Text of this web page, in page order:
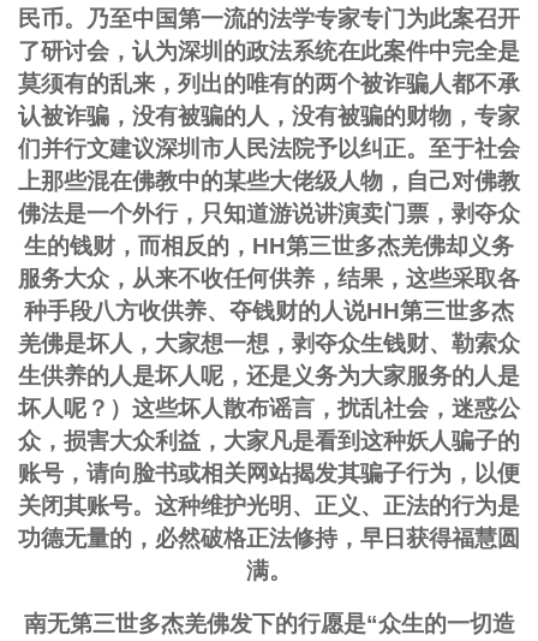
民币。乃至中国第一流的法学专家专门为此案召开
了研讨会，认为深圳的政法系统在此案件中完全是
莫须有的乱来，列出的唯有的两个被诈骗人都不承
认被诈骗，没有被骗的人，没有被骗的财物，专家
们并行文建议深圳市人民法院予以纠正。至于社会
上那些混在佛教中的某些大佬级人物，自己对佛教
佛法是一个外行，只知道游说讲演卖门票，剥夺众
生的钱财，而相反的，HH第三世多杰羌佛却义务
服务大众，从来不收任何供养，结果，这些采取各
种手段八方收供养、夺钱财的人说HH第三世多杰
羌佛是坏人，大家想一想，剥夺众生钱财、勒索众
生供养的人是坏人呢，还是义务为大家服务的人是
坏人呢？）这些坏人散布谣言，扰乱社会，迷惑公
众，损害大众利益，大家凡是看到这种妖人骗子的
账号，请向脸书或相关网站揭发其骗子行为，以便
关闭其账号。这种维护光明、正义、正法的行为是
功德无量的，必然破格正法修持，早日获得福慧圆
满。
南无第三世多杰羌佛发下的行愿是“众生的一切造